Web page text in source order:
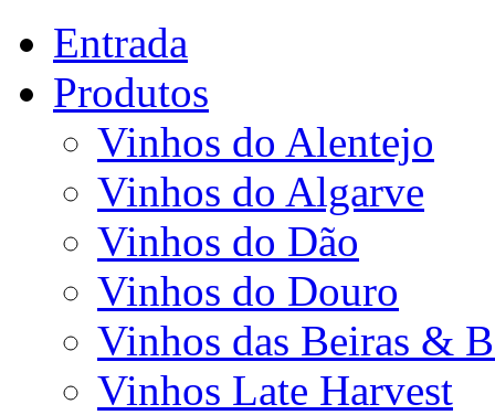
Entrada
Produtos
Vinhos do Alentejo
Vinhos do Algarve
Vinhos do Dão
Vinhos do Douro
Vinhos das Beiras &
Vinhos Late Harvest